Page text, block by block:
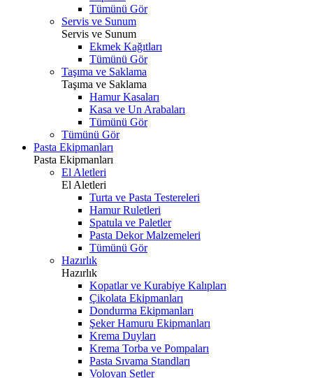
Tümünü Gör
Servis ve Sunum
Servis ve Sunum
Ekmek Kağıtları
Tümünü Gör
Taşıma ve Saklama
Taşıma ve Saklama
Hamur Kasaları
Kasa ve Un Arabaları
Tümünü Gör
Tümünü Gör
Pasta Ekipmanları
Pasta Ekipmanları
El Aletleri
El Aletleri
Turta ve Pasta Testereleri
Hamur Ruletleri
Spatula ve Paletler
Pasta Dekor Malzemeleri
Tümünü Gör
Hazırlık
Hazırlık
Kopatlar ve Kurabiye Kalıpları
Çikolata Ekipmanları
Dondurma Ekipmanları
Şeker Hamuru Ekipmanları
Krema Duyları
Krema Torba ve Pompaları
Pasta Sıvama Standları
Volovan Setler